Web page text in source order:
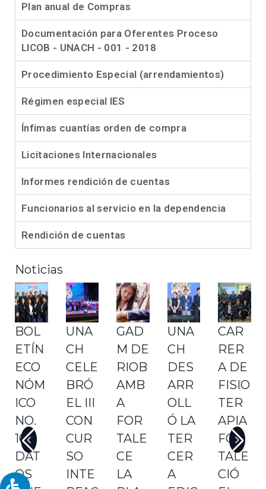
Plan anual de Compras
Documentación para Oferentes Proceso
LICOB - UNACH - 001 - 2018
Procedimiento Especial (arrendamientos)
Régimen especial IES
Ínfimas cuantías orden de compra
Licitaciones Internacionales
Informes rendición de cuentas
Funcionarios al servicio en la dependencia
Rendición de cuentas
Noticias
BOL
ETÍN
ECO
NÓM
ICO
NO.
16:
DAT
OS
UNA
CH
CELE
BRÓ
EL III
CON
CUR
SO
INTE
GAD
M DE
RIOB
AMB
A
FOR
TALE
CE
LA
UNA
CH
DES
ARR
OLL
Ó LA
TER
CER
A
CAR
RER
A DE
FISIO
TER
APIA
FOR
TALE
CIÓ